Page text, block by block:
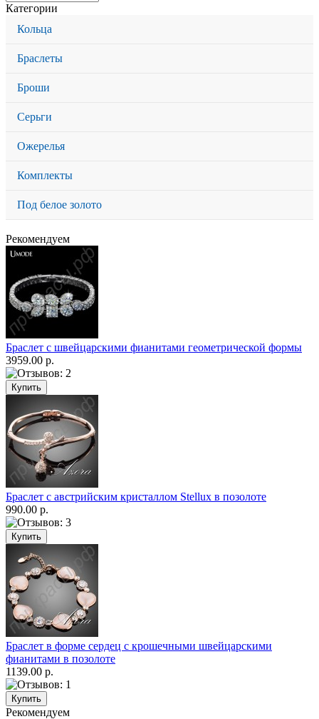
Категории
Кольца
Браслеты
Броши
Серьги
Ожерелья
Комплекты
Под белое золото
Рекомендуем
Браслет с швейцарскими фианитами геометрической формы
3959.00 р.
Браслет с австрийским кристаллом Stellux в позолоте
990.00 р.
Браслет в форме сердец с крошечными швейцарскими
фианитами в позолоте
1139.00 р.
Рекомендуем